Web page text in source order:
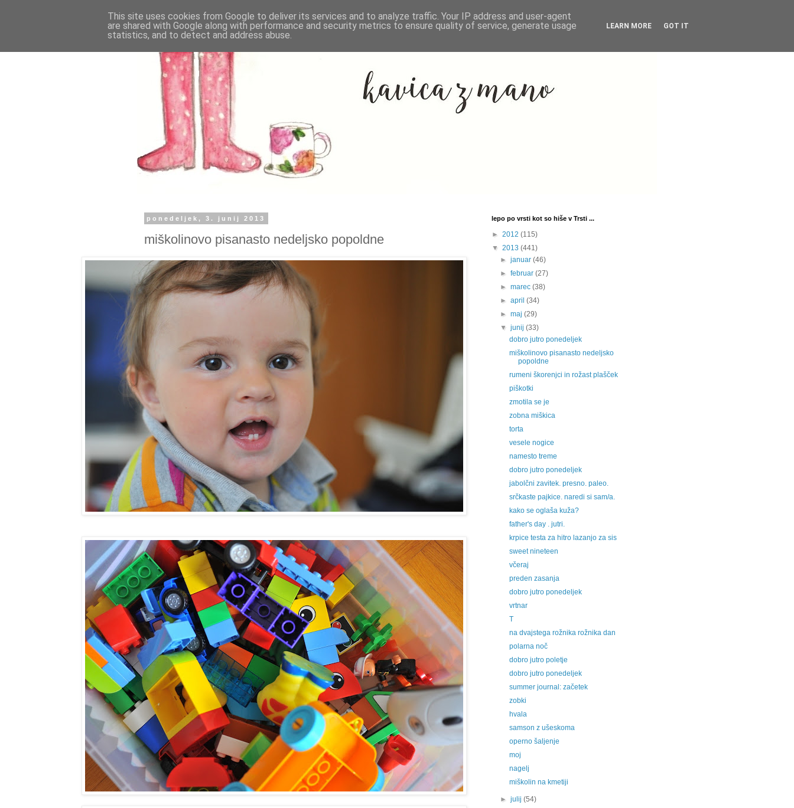
ponedeljek, 3. junij 2013
miškolinovo pisanasto nedeljsko popoldne
lepo po vrsti kot so hiše v Trsti ...
► 2012 (115)
▼ 2013 (441)
►januar(46)
►februar(27)
►marec(38)
►april(34)
►maj(29)
▼junij(33)
dobro jutro ponedeljek
miškolinovo pisanasto nedeljsko
popoldne
rumeni škorenjci in rožast plašček
piškotki
zmotila se je
zobna miškica
torta
vesele nogice
namesto treme
dobro jutro ponedeljek
jabolčni zavitek. presno. paleo.
srčkaste pajkice. naredi si sam/a.
kako se oglaša kuža?
father's day . jutri.
krpice testa za hitro lazanjo za sis
sweet nineteen
včeraj
preden zasanja
dobro jutro ponedeljek
vrtnar
T
na dvajstega rožnika rožnika dan
polarna noč
dobro jutro poletje
dobro jutro ponedeljek
summer journal: začetek
zobki
hvala
samson z ušeskoma
operno šaljenje
moj
nagelj
miškolin na kmetiji
►julij(54)
This site uses cookies from Google to deliver its services and to analyze traffic. Your IP address and user-agent
are shared with Google along with performance and security metrics to ensure quality of service, generate usage
statistics, and to detect and address abuse.
LEARN MORE GOT IT